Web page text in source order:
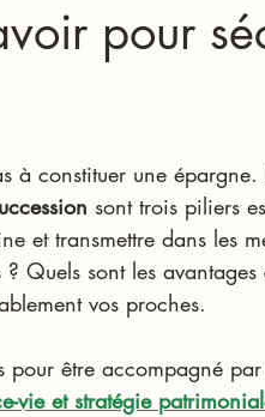
pour
à constituer une épargne.
sont trois piliers
et transmettre dans les
Quels sont les
vos proches.
pour être accompagné
vie et stratégie